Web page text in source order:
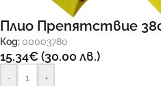
Плио Препятствие
Код: 00003780
15.34€(30.00 лв.)
- +